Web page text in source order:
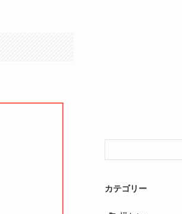
カテゴリー